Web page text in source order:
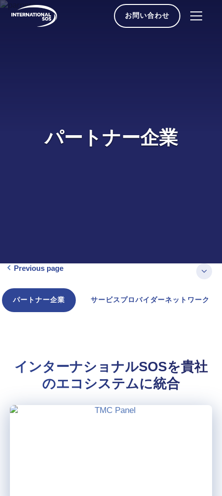
Skip
お問い合わせ
パートナー企業
Previous page
パートナー企業 サービスプロバイダーネットワーク
インターナショナルSOSを貴社
のエコシステムに統合